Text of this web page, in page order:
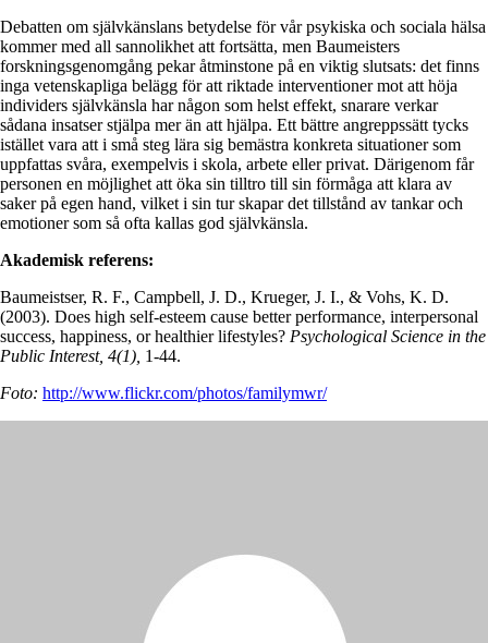
Debatten om självkänslans betydelse för vår psykiska och sociala hälsa
kommer med all sannolikhet att fortsätta, men Baumeisters
forskningsgenomgång pekar åtminstone på en viktig slutsats: det finns
inga vetenskapliga belägg för att riktade interventioner mot att höja
individers självkänsla har någon som helst effekt, snarare verkar
sådana insatser stjälpa mer än att hjälpa. Ett bättre angreppssätt tycks
istället vara att i små steg lära sig bemästra konkreta situationer som
uppfattas svåra, exempelvis i skola, arbete eller privat. Därigenom får
personen en möjlighet att öka sin tilltro till sin förmåga att klara av
saker på egen hand, vilket i sin tur skapar det tillstånd av tankar och
emotioner som så ofta kallas god självkänsla.
Akademisk referens:
Baumeistser, R. F., Campbell, J. D., Krueger, J. I., & Vohs, K. D.
(2003). Does high self-esteem cause better performance, interpersonal
success, happiness, or healthier lifestyles? Psychological Science in the
Public Interest, 4(1), 1-44.
Foto: http://www.flickr.com/photos/familymwr/